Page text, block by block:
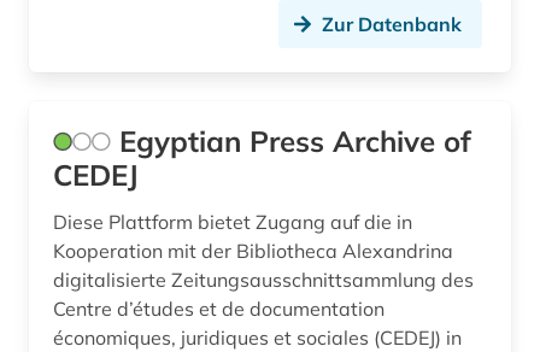
Zur Datenbank
Egyptian Press Archive of
CEDEJ
Diese Plattform bietet Zugang auf die in
Kooperation mit der Bibliotheca Alexandrina
digitalisierte Zeitungsausschnittsammlung des
Centre d’études et de documentation
économiques, juridiques et sociales (CEDEJ) in